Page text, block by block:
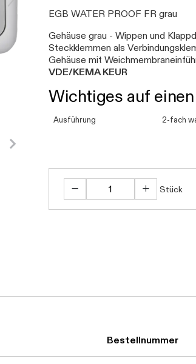
EGB WATER PROOF FR grau
Gehäuse grau - Wippen und
Steckklemmen als
Gehäuse mit
VDE/KEMA KEUR
Wichtiges auf
Ausführung 2-fach
Stück
Bestellnummer